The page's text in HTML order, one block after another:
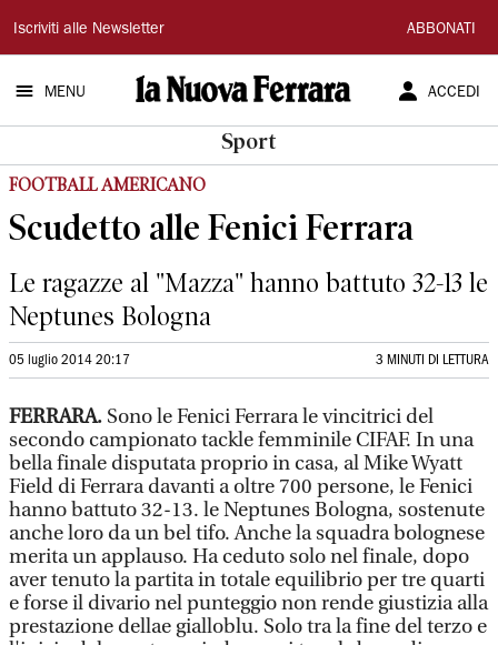
La
Nuova
Ferrara
Iscriviti alle Newsletter ABBONATI
MENU ACCEDI
Sport
FOOTBALL AMERICANO
Scudetto alle Fenici Ferrara
Le ragazze al "Mazza" hanno battuto 32-13 le
Neptunes Bologna
05 luglio 2014 20:17 3 MINUTI DI LETTURA
FERRARA. Sono le Fenici Ferrara le vincitrici del
secondo campionato tackle femminile CIFAF. In una
bella finale disputata proprio in casa, al Mike Wyatt
Field di Ferrara davanti a oltre 700 persone, le Fenici
hanno battuto 32-13. le Neptunes Bologna, sostenute
anche loro da un bel tifo. Anche la squadra bolognese
merita un applauso. Ha ceduto solo nel finale, dopo
aver tenuto la partita in totale equilibrio per tre quarti
e forse il divario nel punteggio non rende giustizia alla
prestazione dellae gialloblu. Solo tra la fine del terzo e